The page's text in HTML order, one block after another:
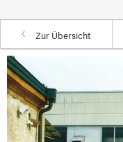
Zur Übersicht